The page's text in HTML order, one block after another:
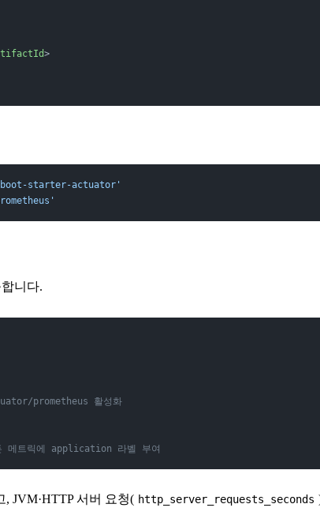
>
boot-starter-actuator'
니다.
prometheus 활성화
메트릭에 application 라벨 부여
, JVM·HTTP 서버 요청( http_server_requests_seconds